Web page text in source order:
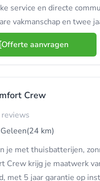
service en directe
vakmanschap en twee
Offerte aanvragen
Crew
(24 km)
je met thuisbatterijen,
Crew krijg je maatwerk
met 5 jaar garantie op